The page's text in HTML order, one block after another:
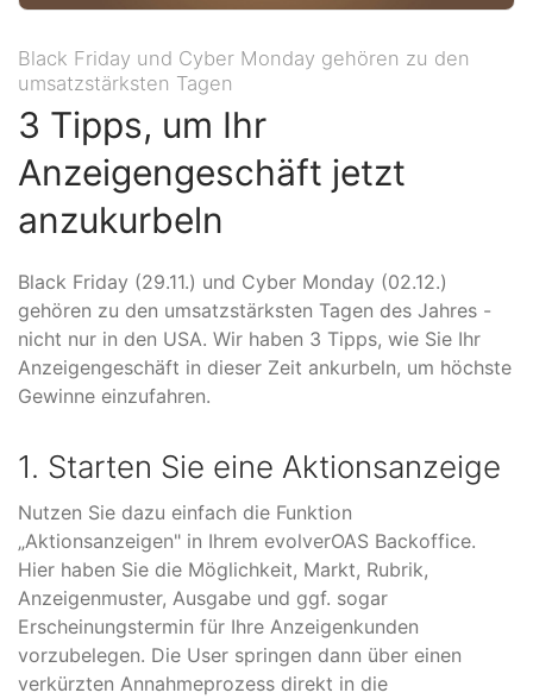
Black Friday und Cyber Monday gehören zu den
umsatzstärksten Tagen
3 Tipps, um Ihr
Anzeigengeschäft jetzt
anzukurbeln
Black Friday (29.11.) und Cyber Monday (02.12.)
gehören zu den umsatzstärksten Tagen des Jahres -
nicht nur in den USA. Wir haben 3 Tipps, wie Sie Ihr
Anzeigengeschäft in dieser Zeit ankurbeln, um höchste
Gewinne einzufahren.
1. Starten Sie eine Aktionsanzeige
Nutzen Sie dazu einfach die Funktion
„Aktionsanzeigen" in Ihrem evolverOAS Backoffice.
Hier haben Sie die Möglichkeit, Markt, Rubrik,
Anzeigenmuster, Ausgabe und ggf. sogar
Erscheinungstermin für Ihre Anzeigenkunden
vorzubelegen. Die User springen dann über einen
verkürzten Annahmeprozess direkt in die